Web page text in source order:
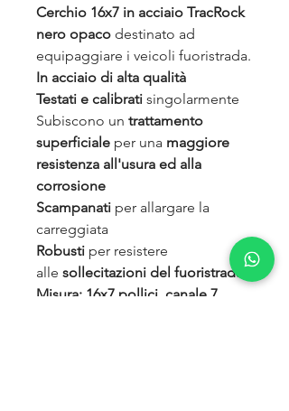
Cerchio 16x7 in acciaio TracRock
nero opaco destinato ad
equipaggiare i veicoli fuoristrada.
In acciaio di alta qualità
Testati e calibrati singolarmente
Subiscono un trattamento
superficiale per una maggiore
resistenza all'usura ed alla
corrosione
Scampanati per allargare la
carreggiata
Robusti per resistere
alle sollecitazioni del fuoristrada
Misura: 16x7 pollici, canale 7